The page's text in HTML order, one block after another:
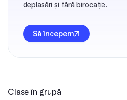
Clase în grupă
deplasări și fără birocație.
Să începem